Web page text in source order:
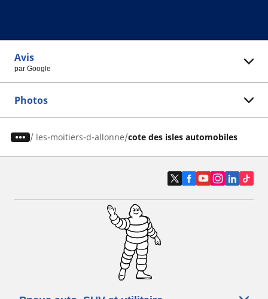
Avis
par Google
Photos
/ les-moitiers-d-allonne cote des isles automobiles